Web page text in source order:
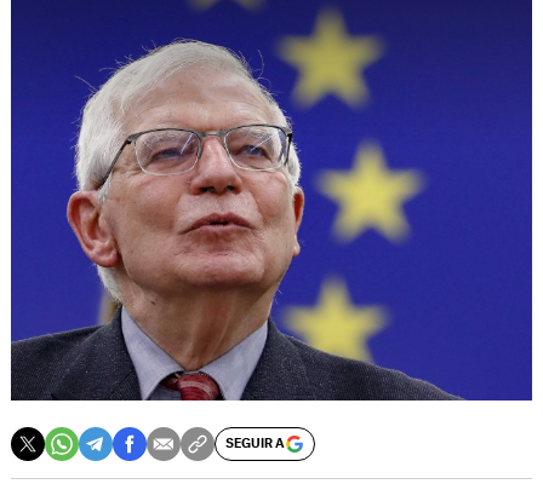
SEGUIR A